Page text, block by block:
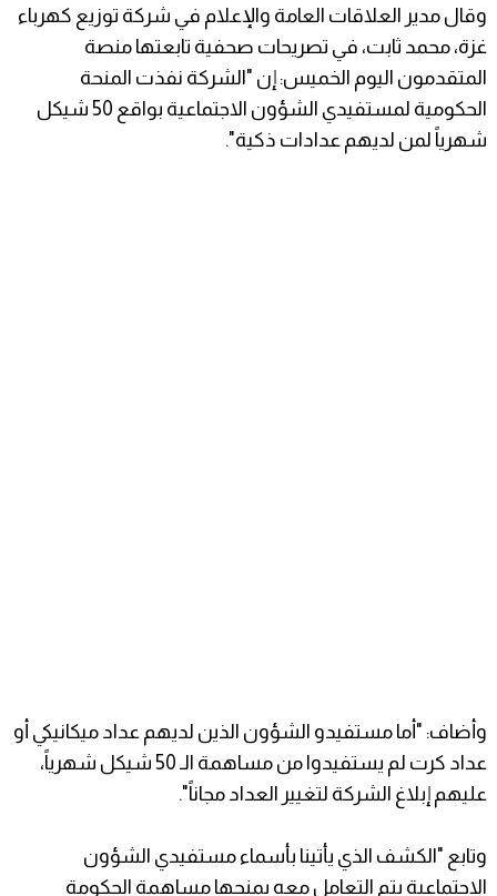
وقال مدير العلاقات العامة والإعلام في شركة توزيع كهرباء
غزة، محمد ثابت، في تصريحات صحفية تابعتها منصة
المتقدمون اليوم الخميس: إن "الشركة نفذت المنحة
الحكومية لمستفيدي الشؤون الاجتماعية بواقع 50 شيكل
شهرياً لمن لديهم عدادات ذكية".
وأضاف: "أما مستفيدو الشؤون الذين لديهم عداد ميكانيكي أو
عداد كرت لم يستفيدوا من مساهمة الـ 50 شيكل شهرياً،
عليهم إبلاغ الشركة لتغيير العداد مجاناً".
وتابع "الكشف الذي يأتينا بأسماء مستفيدي الشؤون
الاجتماعية يتم التعامل معه بمنحها مساهمة الحكومة